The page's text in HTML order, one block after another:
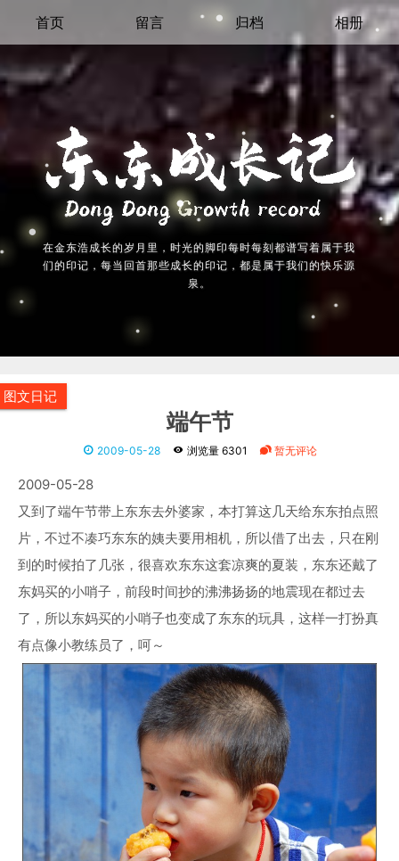
首页 留言 归档 相册
在金东浩成长的岁月里，时光的脚印每时每刻都谱写着属于我
们的印记，每当回首那些成长的印记，都是属于我们的快乐源
泉。
图文日记
端午节
2009-05-28 浏览量 6301 暂无评论
2009-05-28
又到了端午节带上东东去外婆家，本打算这几天给东东拍点照
片，不过不凑巧东东的姨夫要用相机，所以借了出去，只在刚
到的时候拍了几张，很喜欢东东这套凉爽的夏装，东东还戴了
东妈买的小哨子，前段时间抄的沸沸扬扬的地震现在都过去
了，所以东妈买的小哨子也变成了东东的玩具，这样一打扮真
有点像小教练员了，呵～